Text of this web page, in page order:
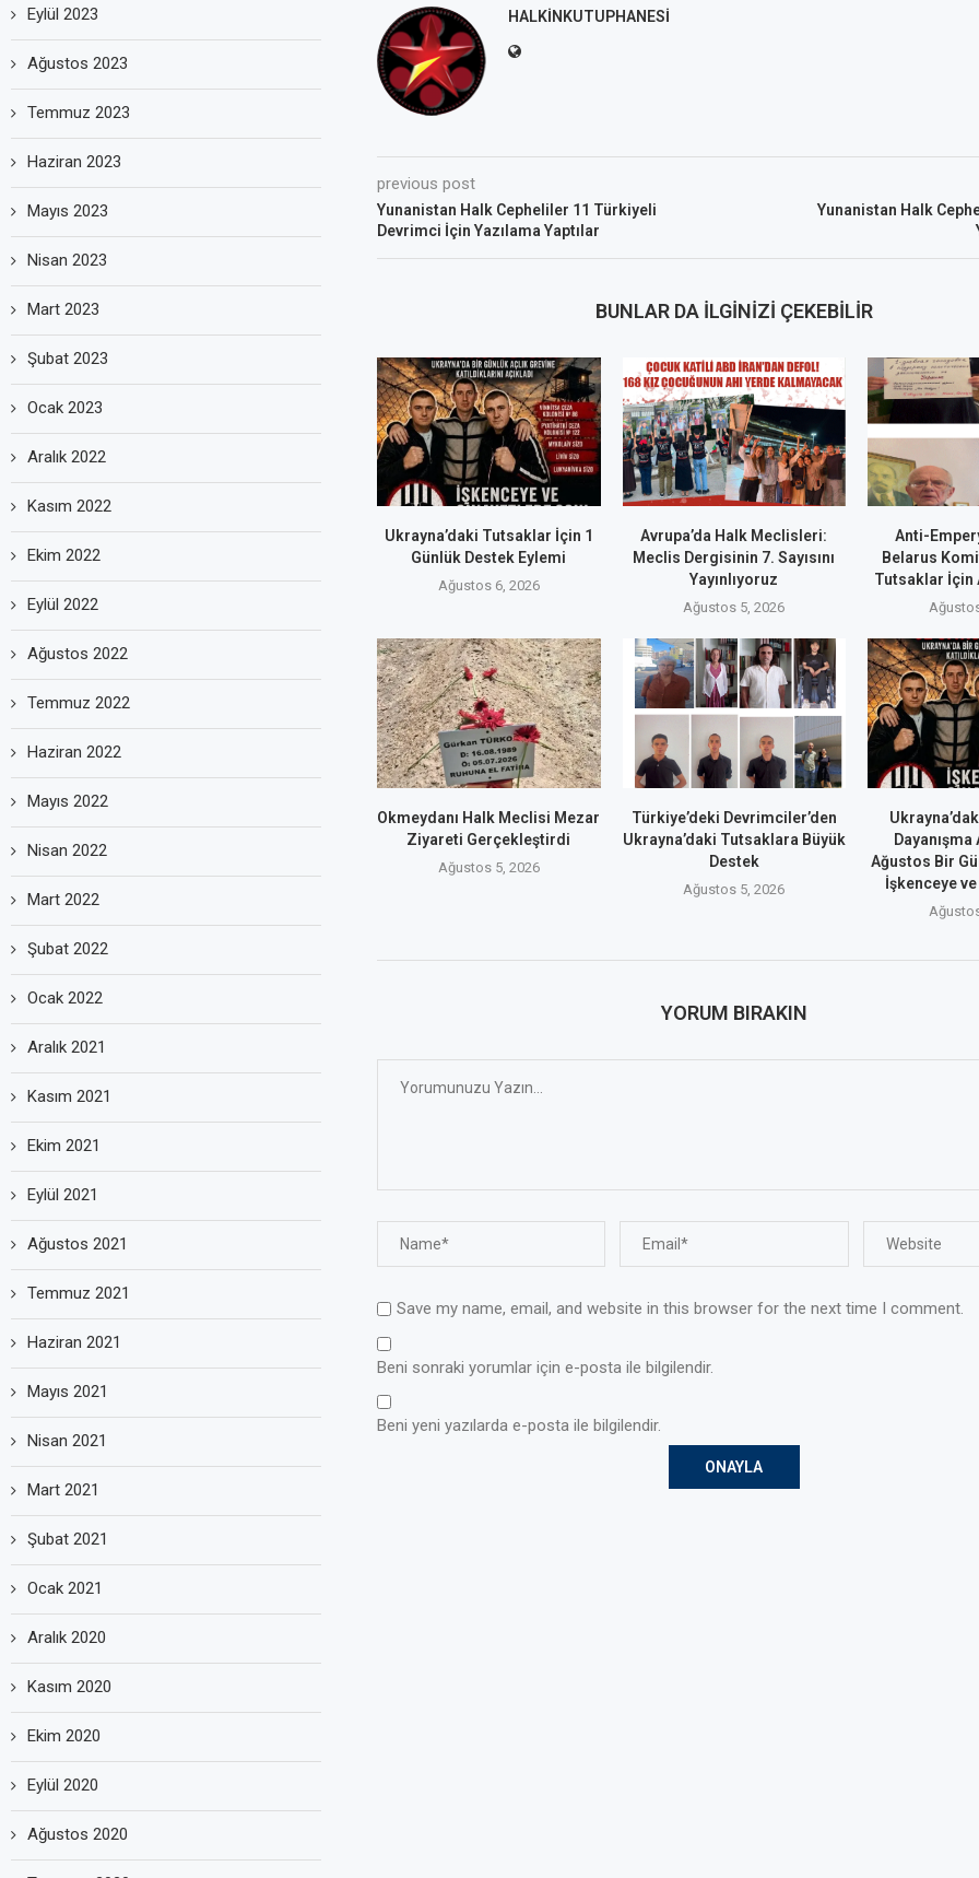
HALKINKUTUPHANESI
previous post
Yunanistan Halk Cepheliler 11 Türkiyeli
Devrimci İçin Yazılama Yaptılar
Yunanistan Halk
BUNLAR DA İLGINIZI ÇEKEBILIR
Ukrayna’daki Tutsaklar İçin 1
Günlük Destek Eylemi
Ağustos 6, 2026
Avrupa’da Halk Meclisleri:
Meclis Dergisinin 7. Sayısını
Yayınlıyoruz
Ağustos 5, 2026
Anti-
Belarus
Tutsaklar İçin
Okmeydanı Halk Meclisi Mezar
Ziyareti Gerçekleştirdi
Ağustos 5, 2026
Türkiye’deki Devrimciler’den
Ukrayna’daki Tutsaklara Büyük
Destek
Ağustos 5, 2026
Dayanışma
Ağustos Bir
İşkenceye
YORUM BIRAKIN
Save my name, email, and website in this browser for the next time I comment.
Beni sonraki yorumlar için e-posta ile bilgilendir.
Beni yeni yazılarda e-posta ile bilgilendir.
Eylül 2023
Ağustos 2023
Temmuz 2023
Haziran 2023
Mayıs 2023
Nisan 2023
Mart 2023
Şubat 2023
Ocak 2023
Aralık 2022
Kasım 2022
Ekim 2022
Eylül 2022
Ağustos 2022
Temmuz 2022
Haziran 2022
Mayıs 2022
Nisan 2022
Mart 2022
Şubat 2022
Ocak 2022
Aralık 2021
Kasım 2021
Ekim 2021
Eylül 2021
Ağustos 2021
Temmuz 2021
Haziran 2021
Mayıs 2021
Nisan 2021
Mart 2021
Şubat 2021
Ocak 2021
Aralık 2020
Kasım 2020
Ekim 2020
Eylül 2020
Ağustos 2020